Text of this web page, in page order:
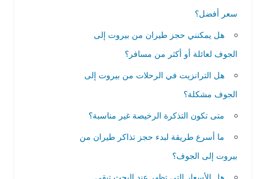
سعر أفضل؟
هل يمكنني حجز طيران من بيروت إلى
الجوف لعائلة أو أكثر من مسافر؟
هل الترانزيت في الرحلات من بيروت إلى
الجوف مشكلة؟
متى تكون التذكرة الرخيصة غير مناسبة؟
ما أسرع طريقة لبدء حجز تذاكر طيران من
بيروت إلى الجوف؟
هل الأسعار التي تظهر عند البحث تبقى